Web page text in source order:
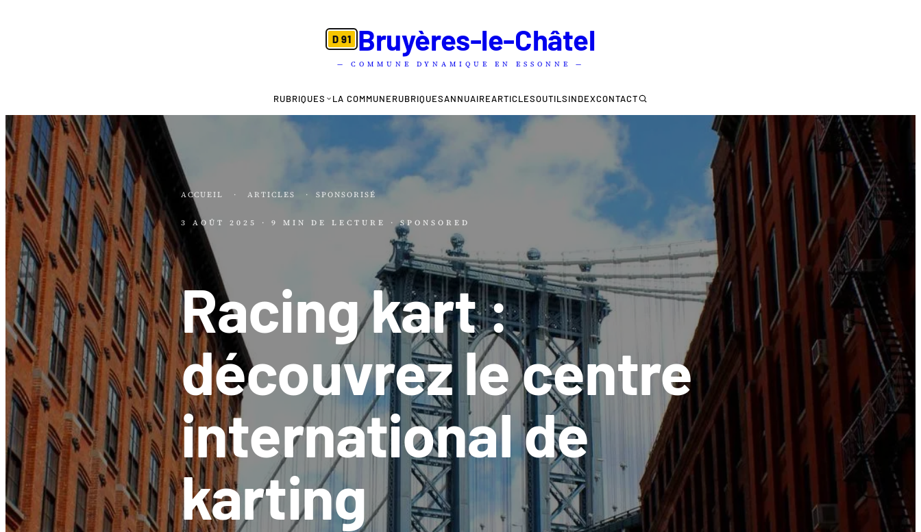
D 91 Bruyères-le-Châtel
— COMMUNE DYNAMIQUE EN ESSONNE —
RUBRIQUES LA COMMUNERUBRIQUESANNUAIREARTICLESOUTILSINDEXCONTACT
ACCUEIL · ARTICLES · SPONSORISÉ
3 AOÛT 2025 · 9 MIN DE LECTURE · SPONSORED
Racing kart :
découvrez le centre
international de
karting